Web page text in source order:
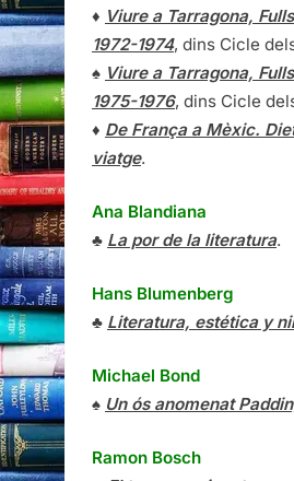
♦ Viure a Tarragona,
1972-1974, dins Cicle
♠ Viure a Tarragona,
1975-1976, dins Cicle
♦ De França a Mèxic.
viatge.
Ana Blandiana
♣ La por de la literatura.
Hans Blumenberg
♣ Literatura, estética y
Michael Bond
♠ Un ós anomenat
Ramon Bosch